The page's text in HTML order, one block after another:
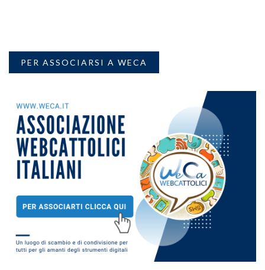
PER ASSOCIARSI A WECA